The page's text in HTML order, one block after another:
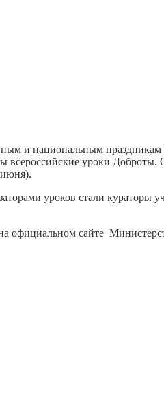
и национальным
уроки
уроков стали кураторы
официальном сайте